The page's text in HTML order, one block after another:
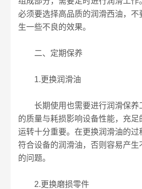
必须要选择高品质的润滑西油，不
生一些不良的效果。
二、定期保养
1.更换润滑油
长期使用也需要进行润滑保养
的质量与耗损影响设备性能，充足
运转十分重要。在更换润滑油的过
符合设备的润滑油，否则容易产生
的问题。
2.更换磨损零件